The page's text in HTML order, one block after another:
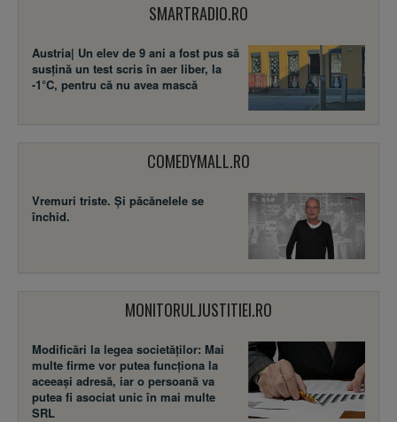
SMARTRADIO.RO
Austria| Un elev de 9 ani a fost pus să
susţină un test scris în aer liber, la
-1°C, pentru că nu avea mască
COMEDYMALL.RO
Vremuri triste. Şi păcănelele se
închid.
MONITORULJUSTITIEI.RO
Modificări la legea societăţilor: Mai
multe firme vor putea funcţiona la
aceeaşi adresă, iar o persoană va
putea fi asociat unic în mai multe
SRL